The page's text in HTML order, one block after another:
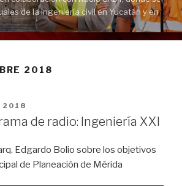
de la ingeniería civil en Yucatán y en
2018
2018
de radio: Ingeniería XXI
Edgardo Bolio sobre los objetivos
de Planeación de Mérida